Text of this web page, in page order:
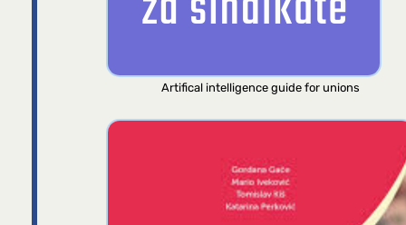
Artifical intelligence guide for unions